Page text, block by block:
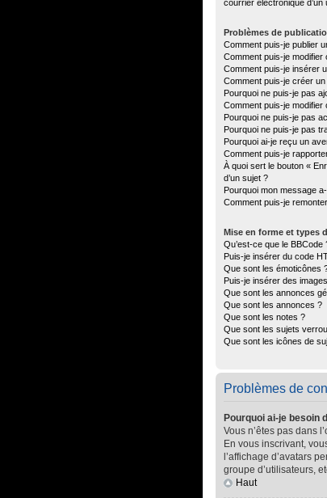
courrier électronique d’un
Problèmes de
Comment puis-je publier
Comment puis-je
Comment puis-je insérer
Comment puis-je créer
Pourquoi ne puis-je pas
Comment puis-je
Pourquoi ne puis-je pas
Pourquoi ne puis-je pas
Pourquoi ai-je reçu un
Comment puis-je
À quoi sert le bouton «
d’un sujet ?
Pourquoi mon message
Comment puis-je
Mise en forme et types
Qu’est-ce que le BBCode
Puis-je insérer du code
Que sont les émoticônes
Puis-je insérer des
Que sont les annonces
Que sont les annonces ?
Que sont les notes ?
Que sont les sujets
Que sont les icônes de
Problèmes de
Pourquoi ai-je besoin
Vous n’êtes pas dans
En vous inscrivant,
l’affichage d’avatars
groupe d’utilisateurs,
Haut